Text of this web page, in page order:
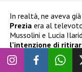
In realtà, ne aveva
Prezia era al televoto
Mussolini e Lucia
l’intenzione di
Ha espresso la stessa
ha cercato di